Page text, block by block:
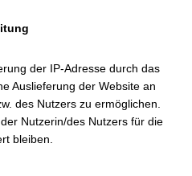
der IP-Adresse durch das
Auslieferung der Website an
des Nutzers zu ermöglichen.
Nutzerin/des Nutzers für die
bleiben.